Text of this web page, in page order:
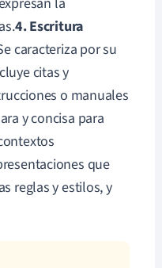
4. Escritura
caracteriza por su
citas y
o manuales
y concisa para
que
reglas y estilos, y